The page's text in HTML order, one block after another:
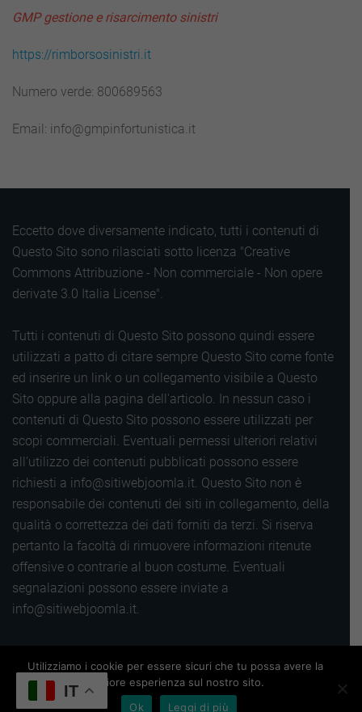
GMP gestione e risarcimento sinistri
https://rimborsosinistri.it
Numero verde: 800689563
Email: info@gmpinfortunistica.it
Eccetto dove diversamente indicato, tutti i contenuti di
Questo Sito sono rilasciati sotto licenza "Creative
Commons Attribuzione - Non commerciale - Non opere
derivate 3.0 Italia License".
Tutti i contenuti di Questo Sito possono quindi essere
utilizzati a patto di citare sempre Questo Sito come fonte
ed inserire un link o un collegamento visibile a Questo
Sito oppure alla pagina dell'articolo. In nessun caso i
contenuti di Questo Sito possono essere utilizzati per
scopi commerciali. Eventuali permessi ulteriori relativi
all'utilizzo dei contenuti pubblicati possono essere
richiesti a info@sitiwebjoomla.it. Questo Sito non è
responsabile dei contenuti dei siti in collegamento, della
qualità o correttezza dei dati forniti da terzi. Si riserva
pertanto la facoltà di rimuovere informazioni ritenute
offensive o contrarie al buon costume. Eventuali
segnalazioni possono essere inviate a
info@sitiwebjoomla.it.
Copyright 2016 |Termini, privacy e cookie |Sitemap|
Powered by Siti web Wordpress
IT
Utilizziamo i cookie per essere sicuri che tu possa avere la
migliore esperienza sul nostro sito.
Ok
Leggi di più